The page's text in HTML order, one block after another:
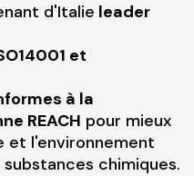
d'Italie leader
et
à la
REACH pour mieux
et l'environnement
chimiques.